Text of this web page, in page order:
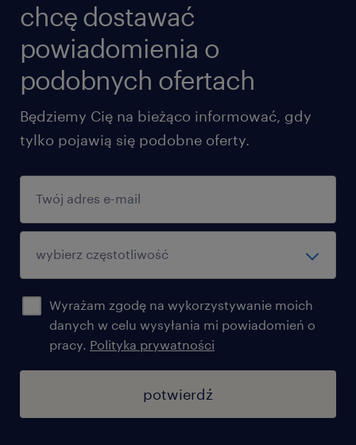
chcę dostawać
powiadomienia o
podobnych ofertach
Będziemy Cię na bieżąco informować, gdy
tylko pojawią się podobne oferty.
Wyrażam zgodę na wykorzystywanie moich
danych w celu wysyłania mi powiadomień o
pracy. Polityka prywatności
potwierdź